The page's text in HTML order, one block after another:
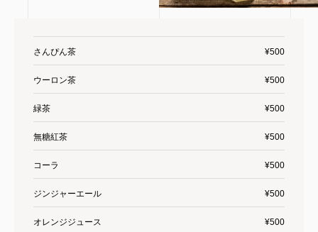
さんぴん茶 ¥500
ウーロン茶 ¥500
緑茶 ¥500
無糖紅茶 ¥500
コーラ ¥500
ジンジャーエール ¥500
オレンジジュース ¥500